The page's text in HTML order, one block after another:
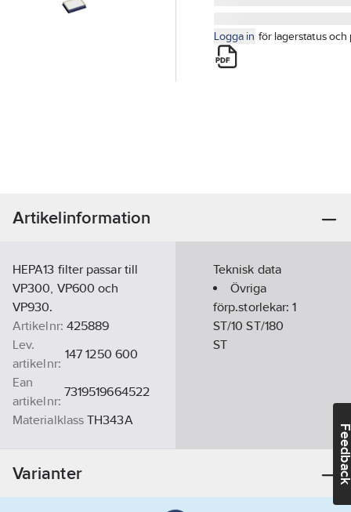
Logga in för lagerstatus och
Artikelinformation
HEPA13 filter passar till
VP300, VP600 och
VP930.
Artikelnr: 425889
Lev.
artikelnr:
147 1250 600
Ean
artikelnr:
7319519664522
Materialklass TH343A
Teknisk data
Övriga
förp.storlekar:1
ST/10 ST/180
ST
Varianter